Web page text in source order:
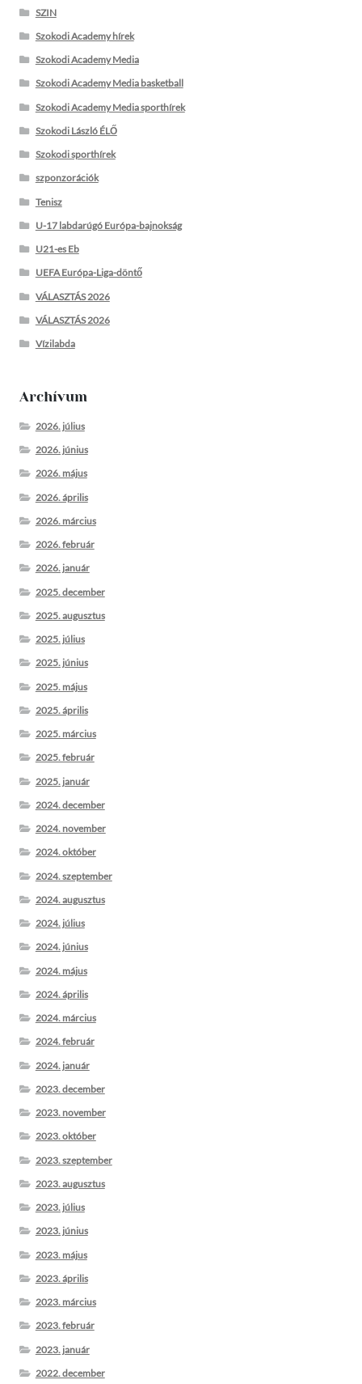
SZIN
Szokodi Academy hírek
Szokodi Academy Media
Szokodi Academy Media basketball
Szokodi Academy Media sporthírek
Szokodi László ÉLŐ
Szokodi sporthírek
szponzorációk
Tenisz
U-17 labdarúgó Európa-bajnokság
U21-es Eb
UEFA Európa-Liga-döntő
VÁLASZTÁS 2026
VÁLASZTÁS 2026
Vízilabda
Archívum
2026. július
2026. június
2026. május
2026. április
2026. március
2026. február
2026. január
2025. december
2025. augusztus
2025. július
2025. június
2025. május
2025. április
2025. március
2025. február
2025. január
2024. december
2024. november
2024. október
2024. szeptember
2024. augusztus
2024. július
2024. június
2024. május
2024. április
2024. március
2024. február
2024. január
2023. december
2023. november
2023. október
2023. szeptember
2023. augusztus
2023. július
2023. június
2023. május
2023. április
2023. március
2023. február
2023. január
2022. december